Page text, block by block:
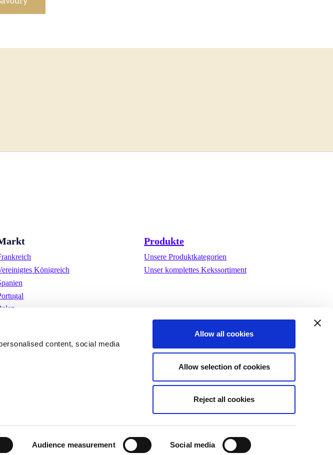
content, social media
Audience measurement Social media
Allow all cookies
Allow selection of cookies
Reject all cookies
Königreich
Produkte
Unsere Produktkategorien
Unser komplettes Kekssortiment
Datenschutzerklärung ©Biscuit International 2023